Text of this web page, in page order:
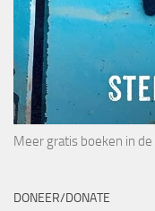
Meer gratis boeken in de
DONEER/DONATE